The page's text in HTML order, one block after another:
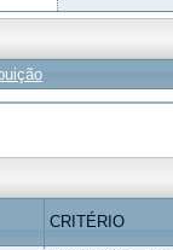
CRITÉRIO